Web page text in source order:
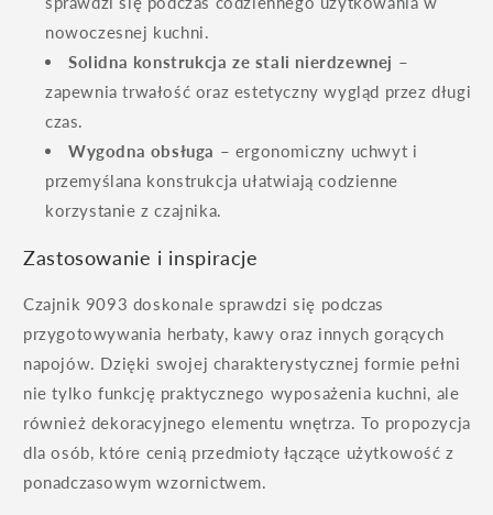
nowoczesnej kuchni.
Solidna konstrukcja ze stali nierdzewnej –
zapewnia trwałość oraz estetyczny wygląd przez długi
czas.
Wygodna obsługa – ergonomiczny uchwyt i
przemyślana konstrukcja ułatwiają codzienne
korzystanie z czajnika.
Zastosowanie i inspiracje
Czajnik 9093 doskonale sprawdzi się podczas
przygotowywania herbaty, kawy oraz innych gorących
napojów. Dzięki swojej charakterystycznej formie pełni
nie tylko funkcję praktycznego wyposażenia kuchni, ale
również dekoracyjnego elementu wnętrza. To propozycja
dla osób, które cenią przedmioty łączące użytkowość z
ponadczasowym wzornictwem.